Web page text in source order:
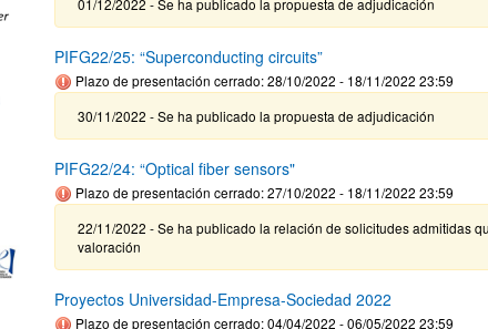
PIFG22/25: “Superconducting circuits”
Plazo de presentación cerrado: 28/10/2022 - 18/11/2022 23:59
30/11/2022 - Se ha publicado la propuesta de adjudicación
PIFG22/24: “Optical fiber sensors"
Plazo de presentación cerrado: 27/10/2022 - 18/11/2022 23:59
22/11/2022 - Se ha publicado la relación de solicitudes admitidas
valoración
Proyectos Universidad-Empresa-Sociedad 2022
Plazo de presentación cerrado: 04/04/2022 - 06/05/2022 23:59